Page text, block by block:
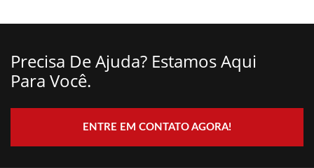
Precisa De Ajuda? Estamos Aqui
Para Você.
ENTRE EM CONTATO AGORA!